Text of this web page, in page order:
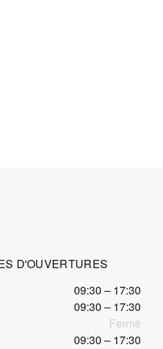
D'OUVERTURES
09:30 – 17:30
09:30 – 17:30
Fermé
09:30 – 17:30